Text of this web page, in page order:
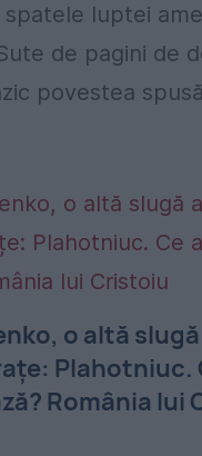
luptei
de pagini de
povestea
o altă
Plahotniuc.
România lui